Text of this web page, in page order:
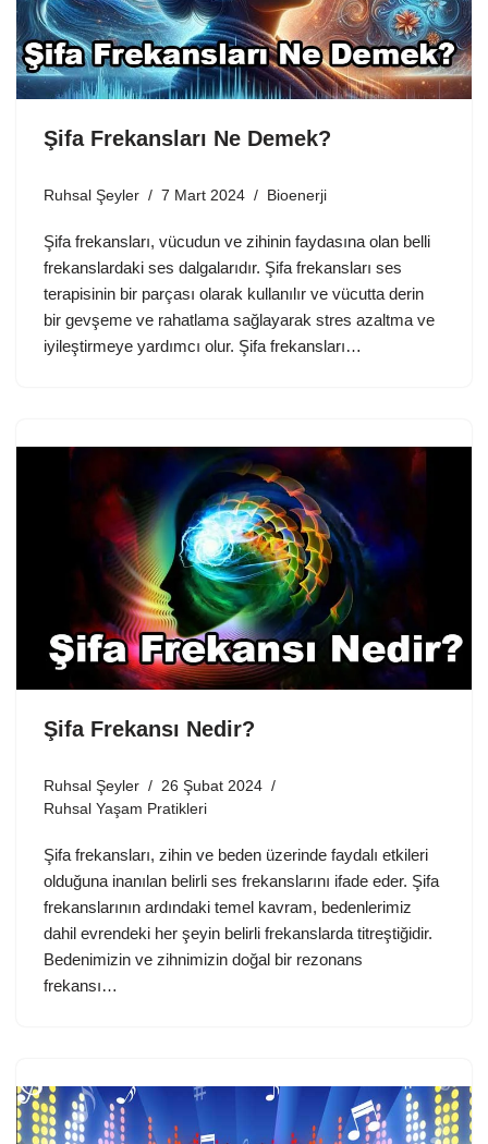
Şifa Frekansları Ne Demek?
Ruhsal Şeyler 7 Mart 2024 Bioenerji
Şifa frekansları, vücudun ve zihinin faydasına olan belli
frekanslardaki ses dalgalarıdır. Şifa frekansları ses
terapisinin bir parçası olarak kullanılır ve vücutta derin
bir gevşeme ve rahatlama sağlayarak stres azaltma ve
iyileştirmeye yardımcı olur. Şifa frekansları…
Şifa Frekansı Nedir?
Ruhsal Şeyler
26 Şubat 2024
Ruhsal Yaşam Pratikleri
Şifa frekansları, zihin ve beden üzerinde faydalı etkileri
olduğuna inanılan belirli ses frekanslarını ifade eder. Şifa
frekanslarının ardındaki temel kavram, bedenlerimiz
dahil evrendeki her şeyin belirli frekanslarda titreştiğidir.
Bedenimizin ve zihnimizin doğal bir rezonans
frekansı…